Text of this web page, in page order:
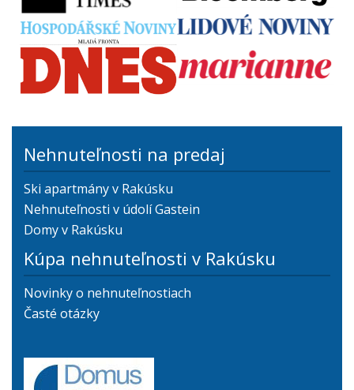
Nehnuteľnosti na predaj
Ski apartmány v Rakúsku
Nehnuteľnosti v údolí Gastein
Domy v Rakúsku
Kúpa nehnuteľnosti v Rakúsku
Novinky o nehnuteľnostiach
Časté otázky